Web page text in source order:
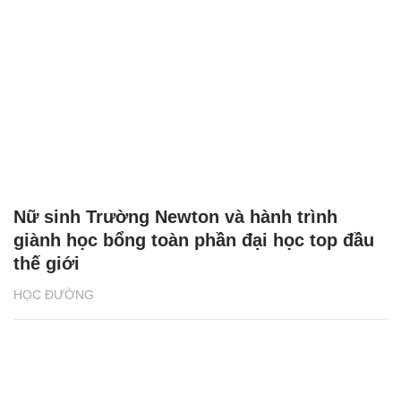
HỌC ĐƯỜNG
Nữ sinh Trường Newton và hành trình
giành học bổng toàn phần đại học top đầu
thế giới